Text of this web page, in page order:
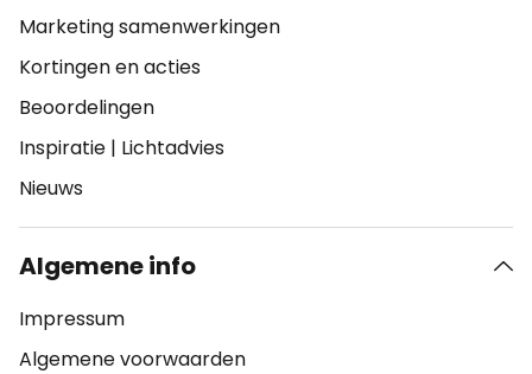
Marketing samenwerkingen
Kortingen en acties
Beoordelingen
Inspiratie | Lichtadvies
Nieuws
Algemene info
Impressum
Algemene voorwaarden